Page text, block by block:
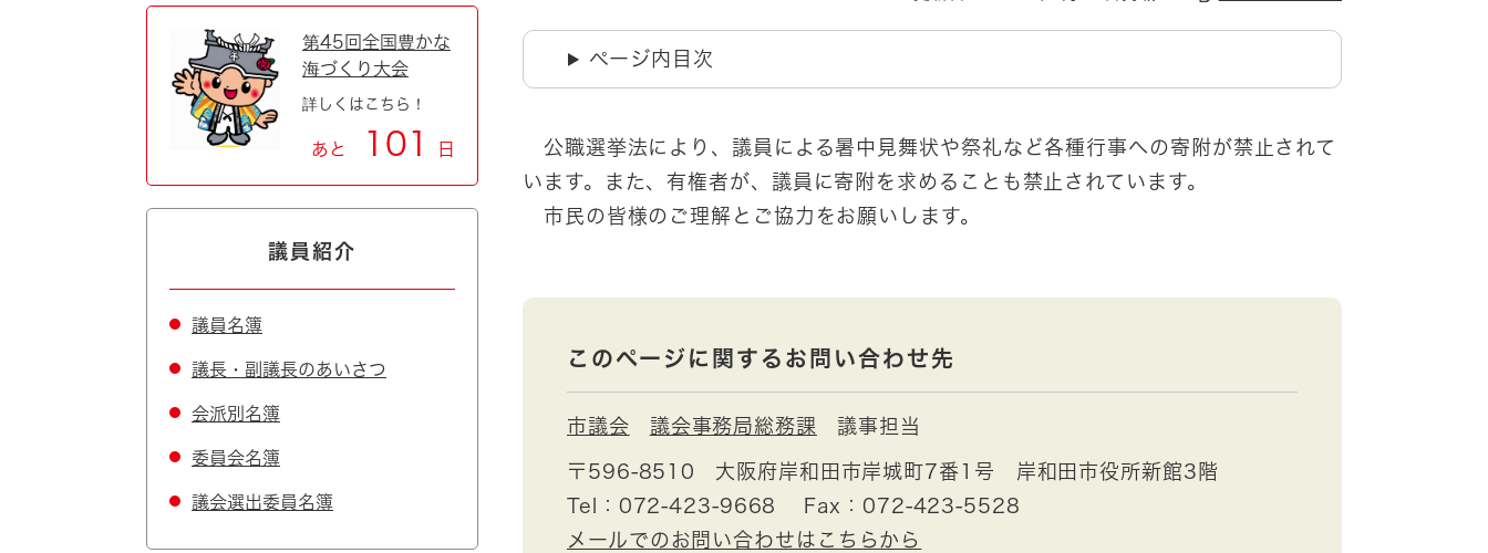
ページ内目次
公職選挙法により、議員による暑中見舞状や祭礼など各種行事への寄附が禁止されて
います。また、有権者が、議員に寄附を求めることも禁止されています。
市民の皆様のご理解とご協力をお願いします。
このページに関するお問い合わせ先
市議会 議会事務局総務課 議事担当
〒596-8510
大阪府岸和田市岸城町7番1号 岸和田市役所新館3階
Tel：072-423-9668
Fax：072-423-5528
メールでのお問い合わせはこちらから
第45回全国豊かな
海づくり大会
詳しくはこちら！
あと 101 日
議員紹介
議員名簿
議長・副議長のあいさつ
会派別名簿
委員会名簿
議会選出委員名簿